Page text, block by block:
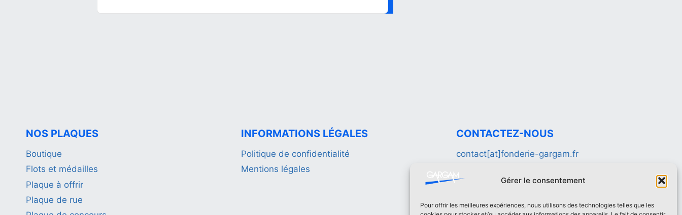
Gérer le consentement
Pour offrir les meilleures expériences, nous utilisons des technologies telles que les
NOS PLAQUES
Boutique
Flots et médailles
Plaque à offrir
Plaque de rue
INFORMATIONS LÉGALES
Politique de confidentialité
Mentions légales
CONTACTEZ-NOUS
contact[at]fonderie-gargam.fr